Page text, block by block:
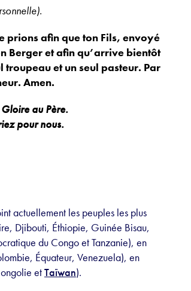
prions afin que ton Fils, envoyé
Berger et afin qu’arrive bientôt
troupeau et un seul pasteur. Par
Amen.
au Père.
pour nous.
actuellement les peuples les plus
Djibouti, Éthiopie, Guinée Bisau,
du Congo et Tanzanie), en
Équateur, Venezuela), en
etTaïwan).